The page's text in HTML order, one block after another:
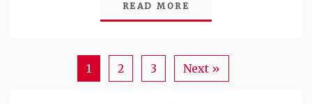
READ MORE
1 2 3 Next »